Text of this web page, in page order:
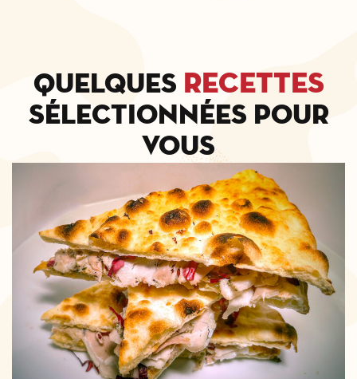
Quelques recettes
sélectionnées pour
vous